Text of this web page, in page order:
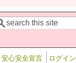
索フォーム
索
安心安全宣言 ログイン